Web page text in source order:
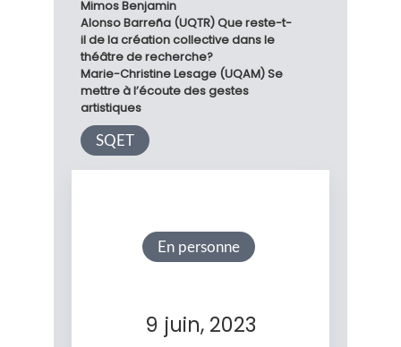
En personne
9 juin, 2023
Mimos Benjamin
Alonso Barreña (UQTR) Que reste-t-
il de la création collective dans le
théâtre de recherche?
Marie-Christine Lesage (UQAM) Se
mettre à l’écoute des gestes
artistiques
SQET